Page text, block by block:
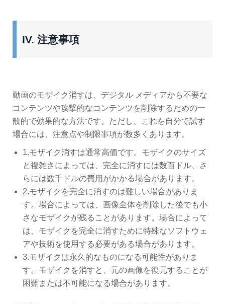
IV. 注意事項
動画のモザイク消すは、デジタル メディアから不要な
コンテンツや攻撃的なコンテンツを削除するための一
般的で効果的な方法です。ただし、これを自分で試す
場合には、注意点や制限事項が数多くあります。
1.モザイク消すは通常高価です。モザイクのサイズ
と複雑さによっては、完全に消すには数百ドル、さ
らには数千ドルの費用がかかる場合があります。
2.モザイクを完全に消すのは難しい場合がありま
す。場合によっては、画像全体を削除した後でも小
さなモザイクが残ることがあります。場合によって
は、モザイクを完全に消すために特殊なソフトウェ
アや技術を使用する必要がある場合があります。
3.モザイクは永久的なものになる可能性がありま
す。モザイクを消すと、元の画像を復元することが
困難または不可能になる場合があります。